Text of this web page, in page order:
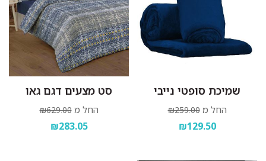
שמיכת סופטי נייבי
החל מ ₪259.00
₪129.50
סט מצעים דגם גאו
החל מ ₪629.00
₪283.05